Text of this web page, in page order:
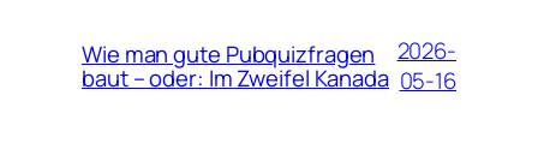
Wie man gute Pubquizfragen
baut – oder: Im Zweifel Kanada
2026-
05-16